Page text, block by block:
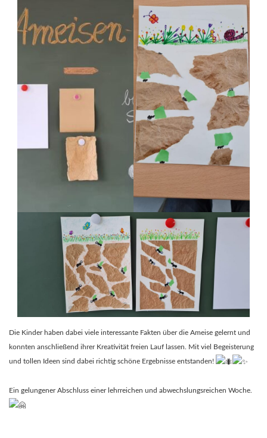
Die Kinder haben dabei viele interessante Fakten über die Ameise gelernt und
konnten anschließend ihrer Kreativität freien Lauf lassen. Mit viel Begeisterung
und tollen Ideen sind dabei richtig schöne Ergebnisse entstanden!
Ein gelungener Abschluss einer lehrreichen und abwechslungsreichen Woche.